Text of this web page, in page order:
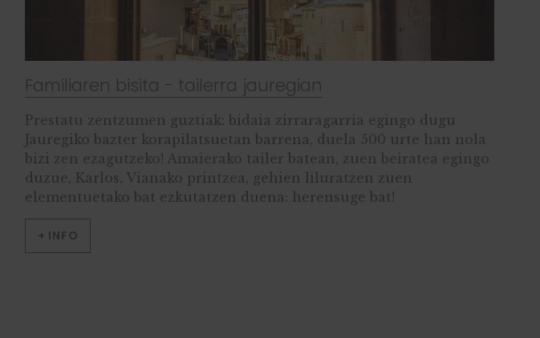
Familiaren bisita - tailerra jauregian
Prestatu zentzumen guztiak: bidaia zirraragarria egingo dugu
Jauregiko bazter korapilatsuetan barrena, duela 500 urte han nola
bizi zen ezagutzeko! Amaierako tailer batean, zuen beiratea egingo
duzue, Karlos, Vianako printzea, gehien liluratzen zuen
elementuetako bat ezkutatzen duena: herensuge bat!
+ INFO